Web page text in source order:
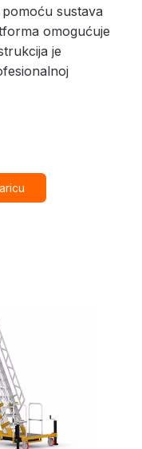
sustava
omogućuje
je